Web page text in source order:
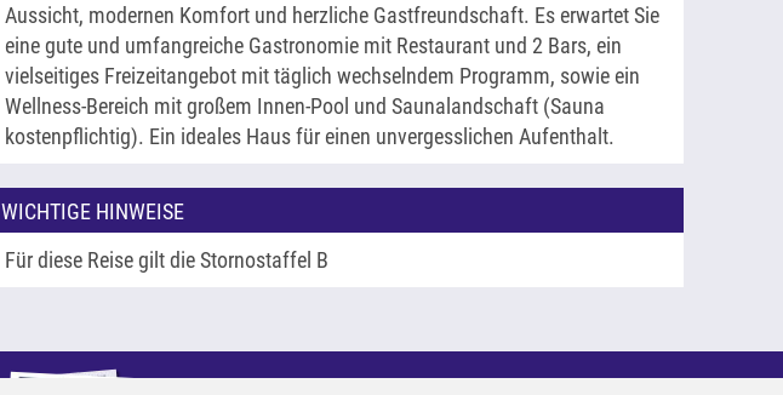
Aussicht, modernen Komfort und herzliche Gastfreundschaft. Es erwartet Sie
eine gute und umfangreiche Gastronomie mit Restaurant und 2 Bars, ein
vielseitiges Freizeitangebot mit täglich wechselndem Programm, sowie ein
Wellness-Bereich mit großem Innen-Pool und Saunalandschaft (Sauna
kostenpflichtig). Ein ideales Haus für einen unvergesslichen Aufenthalt.
WICHTIGE HINWEISE
Für diese Reise gilt die Stornostaffel B